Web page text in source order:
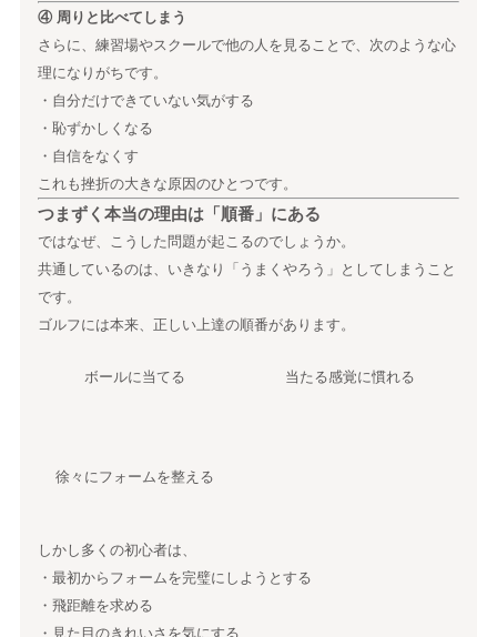
④ 周りと比べてしまう
さらに、練習場やスクールで他の人を見ることで、次のような心
理になりがちです。
・自分だけできていない気がする
・恥ずかしくなる
・自信をなくす
これも挫折の大きな原因のひとつです。
つまずく本当の理由は「順番」にある
ではなぜ、こうした問題が起こるのでしょうか。
共通しているのは、いきなり「うまくやろう」としてしまうこと
です。
ゴルフには本来、正しい上達の順番があります。
ボールに当てる 当たる感覚に慣れる
徐々にフォームを整える
しかし多くの初心者は、
・最初からフォームを完璧にしようとする
・飛距離を求める
・見た目のきれいさを気にする